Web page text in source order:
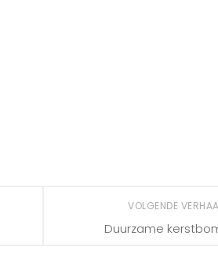
VOLGENDE
Duurzame